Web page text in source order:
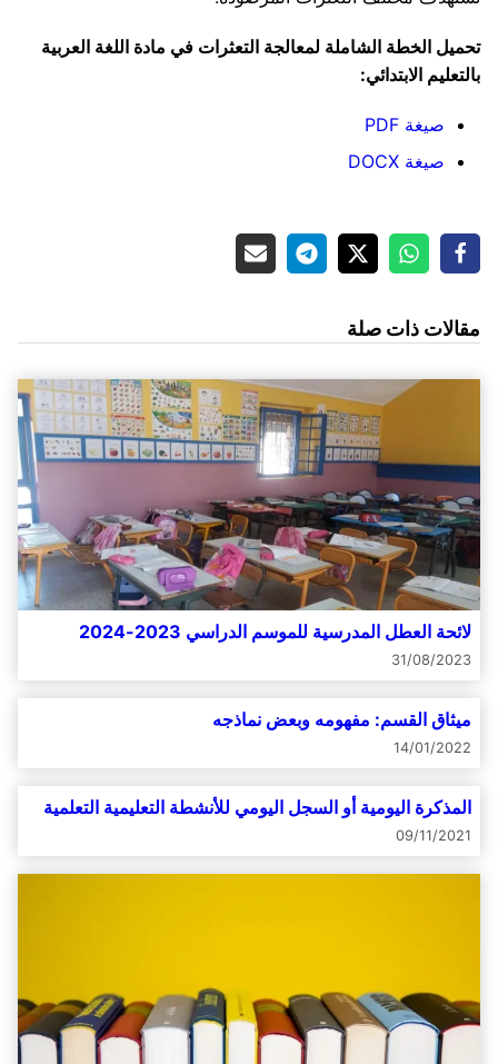
تحميل الخطة الشاملة لمعالجة التعثرات في مادة اللغة العربية
بالتعليم الابتدائي:
صيغة PDF
صيغة DOCX
مقالات ذات صلة
لائحة العطل المدرسية للموسم الدراسي 2023-2024
31/08/2023
ميثاق القسم: مفهومه وبعض نماذجه
14/01/2022
المذكرة اليومية أو السجل اليومي للأنشطة التعليمية التعلمية
09/11/2021